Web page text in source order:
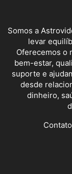
Somos a
levar
Oferecemos o
bem-estar,
suporte e
desde
dinheiro,